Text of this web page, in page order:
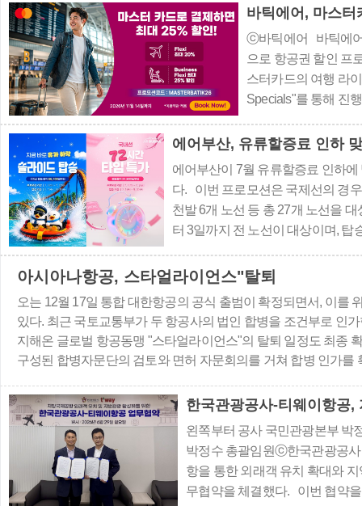
164만8468명으로 전월보
5295명으로 전월 대비
바틱에어, 마스
ⓒ바틱에어 바틱에어
으로 항공권 할인 프
스터카드의 여행 라
Specials"를 통해 진
고 마스터카드로 결
해당하는 ..
에어부산, 유류할증료 인하
에어부산이 7월 유류할증료 인하
다. 이번 프로모션은 국제선의 경
천발 6개 노선 등 총 27개 노선을
터 3일까지 전 노선이 대상이며, 탑
대만 11만9900원, ▲동남아 14만
아시아나항공, 스타얼라이언스"탈퇴
오는 12월 17일 통합 대한항공의 공식 출범이 확정되면서, 이를
있다. 최근 국토교통부가 두 항공사의 법인 합병을 조건부로 인
지해온 글로벌 항공동맹 "스타얼라이언스"의 탈퇴 일정도 최종
구성된 합병자문단의 검토와 면허 자문회의를 거쳐 합병 인가를
한국관광공사-티웨이항공,
왼쪽부터 공사 국민관광본부 박
박정수 총괄임원ⓒ한국관광공
항을 통한 외래객 유치 확대와
무협약을 체결했다. 이번 협약